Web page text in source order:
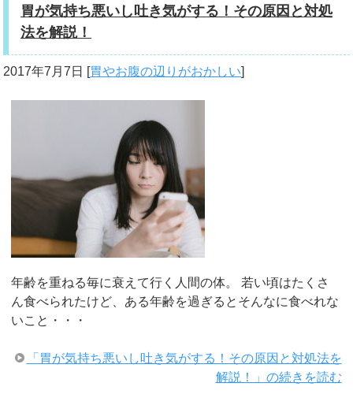
胃が気持ち悪いし吐き気がする！その原因と対処
法を解説！
2017年7月7日 [胃やお腹の辺りがおかしい]
年齢を重ねる毎に衰えて行く人間の体。 若い頃はたくさ
ん食べられたけど、ある年齢を過ぎるとそんなに食べれな
いこと・・・
「胃が気持ち悪いし吐き気がする！その原因と対処法を
解説！」の続きを読む